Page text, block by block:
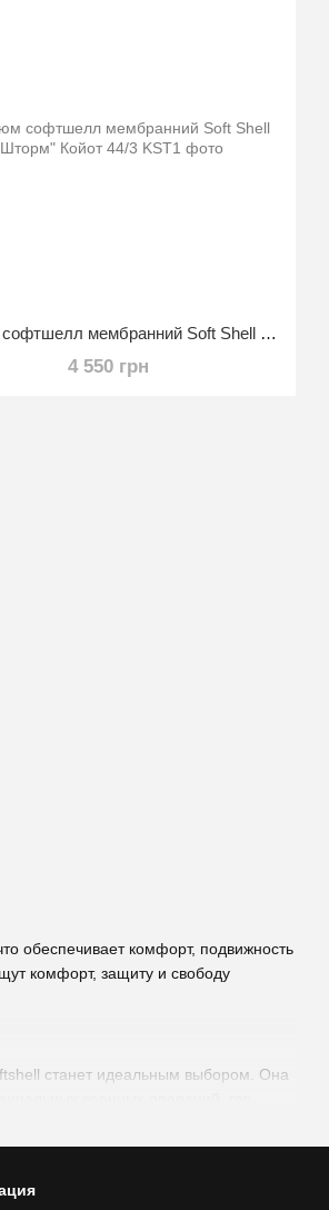
обеспечивает комфорт, подвижность
комфорт, защиту и свободу
станет идеальным выбором. Она
Костюм софтшелл мембранний Soft Shell "Шторм" Койот 44/3
4 550 грн